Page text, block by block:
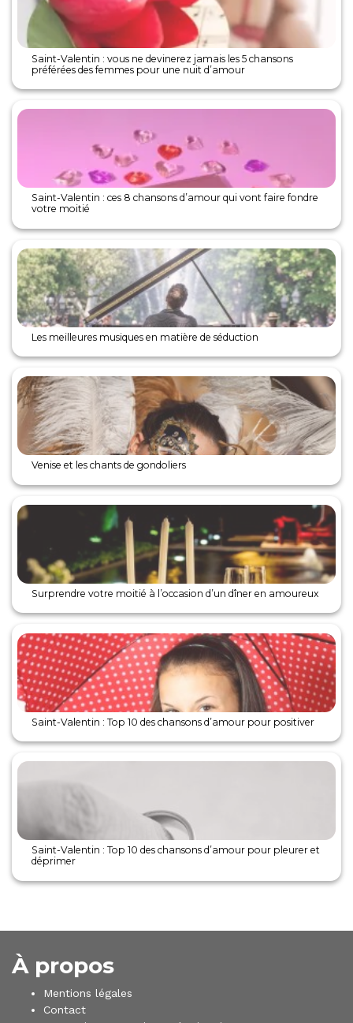
Saint-Valentin : vous ne devinerez jamais les 5 chansons
préférées des femmes pour une nuit d’amour
Saint-Valentin : ces 8 chansons d’amour qui vont faire fondre
votre moitié
Les meilleures musiques en matière de séduction
Venise et les chants de gondoliers
Surprendre votre moitié à l’occasion d’un dîner en amoureux
Saint-Valentin : Top 10 des chansons d’amour pour positiver
Saint-Valentin : Top 10 des chansons d’amour pour pleurer et
déprimer
À propos
Mentions légales
Contact